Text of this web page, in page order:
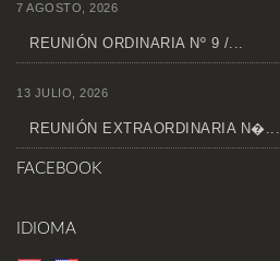
7 AGOSTO, 2026
REUNIÓN ORDINARIA Nº 9 /...
13 JULIO, 2026
REUNIÓN EXTRAORDINARIA N�...
FACEBOOK
IDIOMA